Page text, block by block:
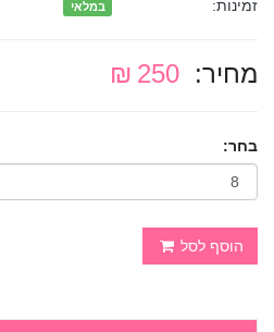
זמינות:
במלאי
מחיר: 250 ₪
בחר:
הוסף לסל